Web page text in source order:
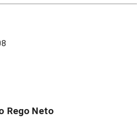
Rego Neto